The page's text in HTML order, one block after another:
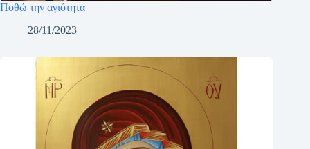
Ποθώ την αγιότητα
28/11/2023